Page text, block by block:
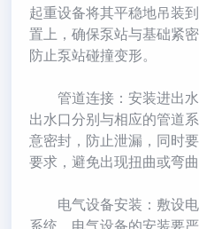
起重设备将其平稳地吊装
置上，确保泵站与基础紧
防止泵站碰撞变形。
管道连接：安装进出水
出水口分别与相应的管道
意密封，防止泄漏，同时
要求，避免出现扭曲或弯曲
电气设备安装：敷设电
系统。电气设备的安装要